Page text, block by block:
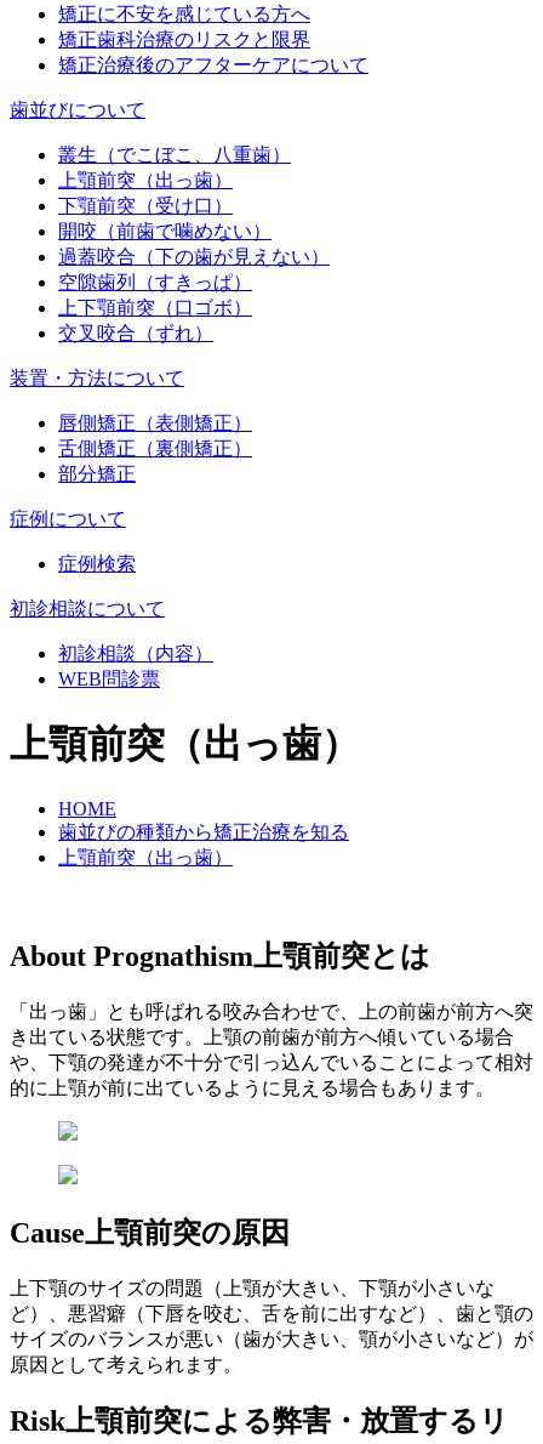
矯正に不安を感じている方へ
矯正歯科治療のリスクと限界
矯正治療後のアフターケアについて
歯並びについて
叢生（でこぼこ、八重歯）
上顎前突（出っ歯）
下顎前突（受け口）
開咬（前歯で噛めない）
過蓋咬合（下の歯が見えない）
空隙歯列（すきっぱ）
上下顎前突（口ゴボ）
交叉咬合（ずれ）
装置・方法について
唇側矯正（表側矯正）
舌側矯正（裏側矯正）
部分矯正
症例について
症例検索
初診相談について
初診相談（内容）
WEB問診票
上顎前突（出っ歯）
HOME
歯並びの種類から矯正治療を知る
上顎前突（出っ歯）
About Prognathism上顎前突とは
「出っ歯」とも呼ばれる咬み合わせで、上の前歯が前方へ突
き出ている状態です。上顎の前歯が前方へ傾いている場合
や、下顎の発達が不十分で引っ込んでいることによって相対
的に上顎が前に出ているように見える場合もあります。
Cause上顎前突の原因
上下顎のサイズの問題（上顎が大きい、下顎が小さいな
ど）、悪習癖（下唇を咬む、舌を前に出すなど）、歯と顎の
サイズのバランスが悪い（歯が大きい、顎が小さいなど）が
原因として考えられます。
Risk上顎前突による弊害・放置するリ